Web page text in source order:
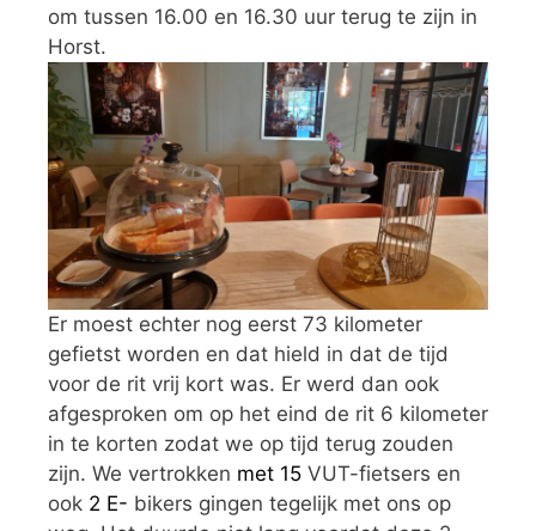
om tussen 16.00 en 16.30 uur terug te zijn in
Horst.
Er moest echter nog eerst 73 kilometer
gefietst worden en dat hield in dat de tijd
voor de rit vrij kort was. Er werd dan ook
afgesproken om op het eind de rit 6 kilometer
in te korten zodat we op tijd terug zouden
zijn. We vertrokken met 15 VUT-fietsers en
ook 2 E- bikers gingen tegelijk met ons op